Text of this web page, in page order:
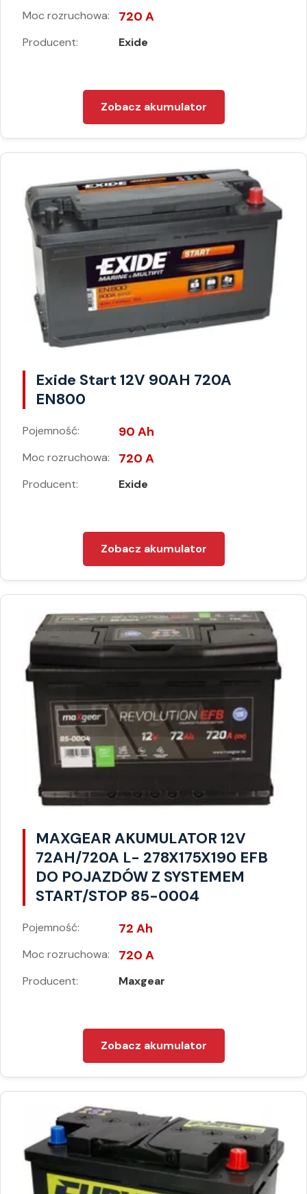
Moc rozruchowa: 720 A
Producent: Exide
Zobacz akumulator
Exide Start 12V 90AH 720A
EN800
Pojemność: 90 Ah
Moc rozruchowa: 720 A
Producent: Exide
Zobacz akumulator
MAXGEAR AKUMULATOR 12V
72AH/720A L- 278X175X190 EFB
DO POJAZDÓW Z SYSTEMEM
START/STOP 85-0004
Pojemność: 72 Ah
Moc rozruchowa: 720 A
Producent: Maxgear
Zobacz akumulator